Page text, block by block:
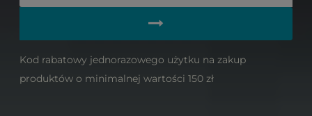
Kod rabatowy jednorazowego użytku na zakup
produktów o minimalnej wartości 150 zł